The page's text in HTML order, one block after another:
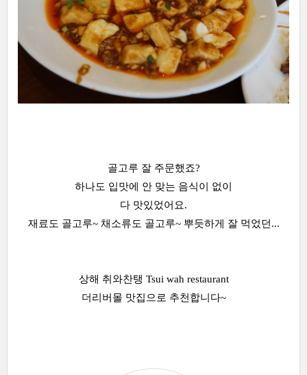
골고루 잘 주문했죠?
하나도 입맛에 안 맞는 음식이 없이
다 맛있었어요.
재료도 골고루~ 채소류도 골고루~ 뿌듯하게 잘 먹었던...
상해 취와찬탱 Tsui wah restaurant
더리버몰 맛집으로 추천합니다~